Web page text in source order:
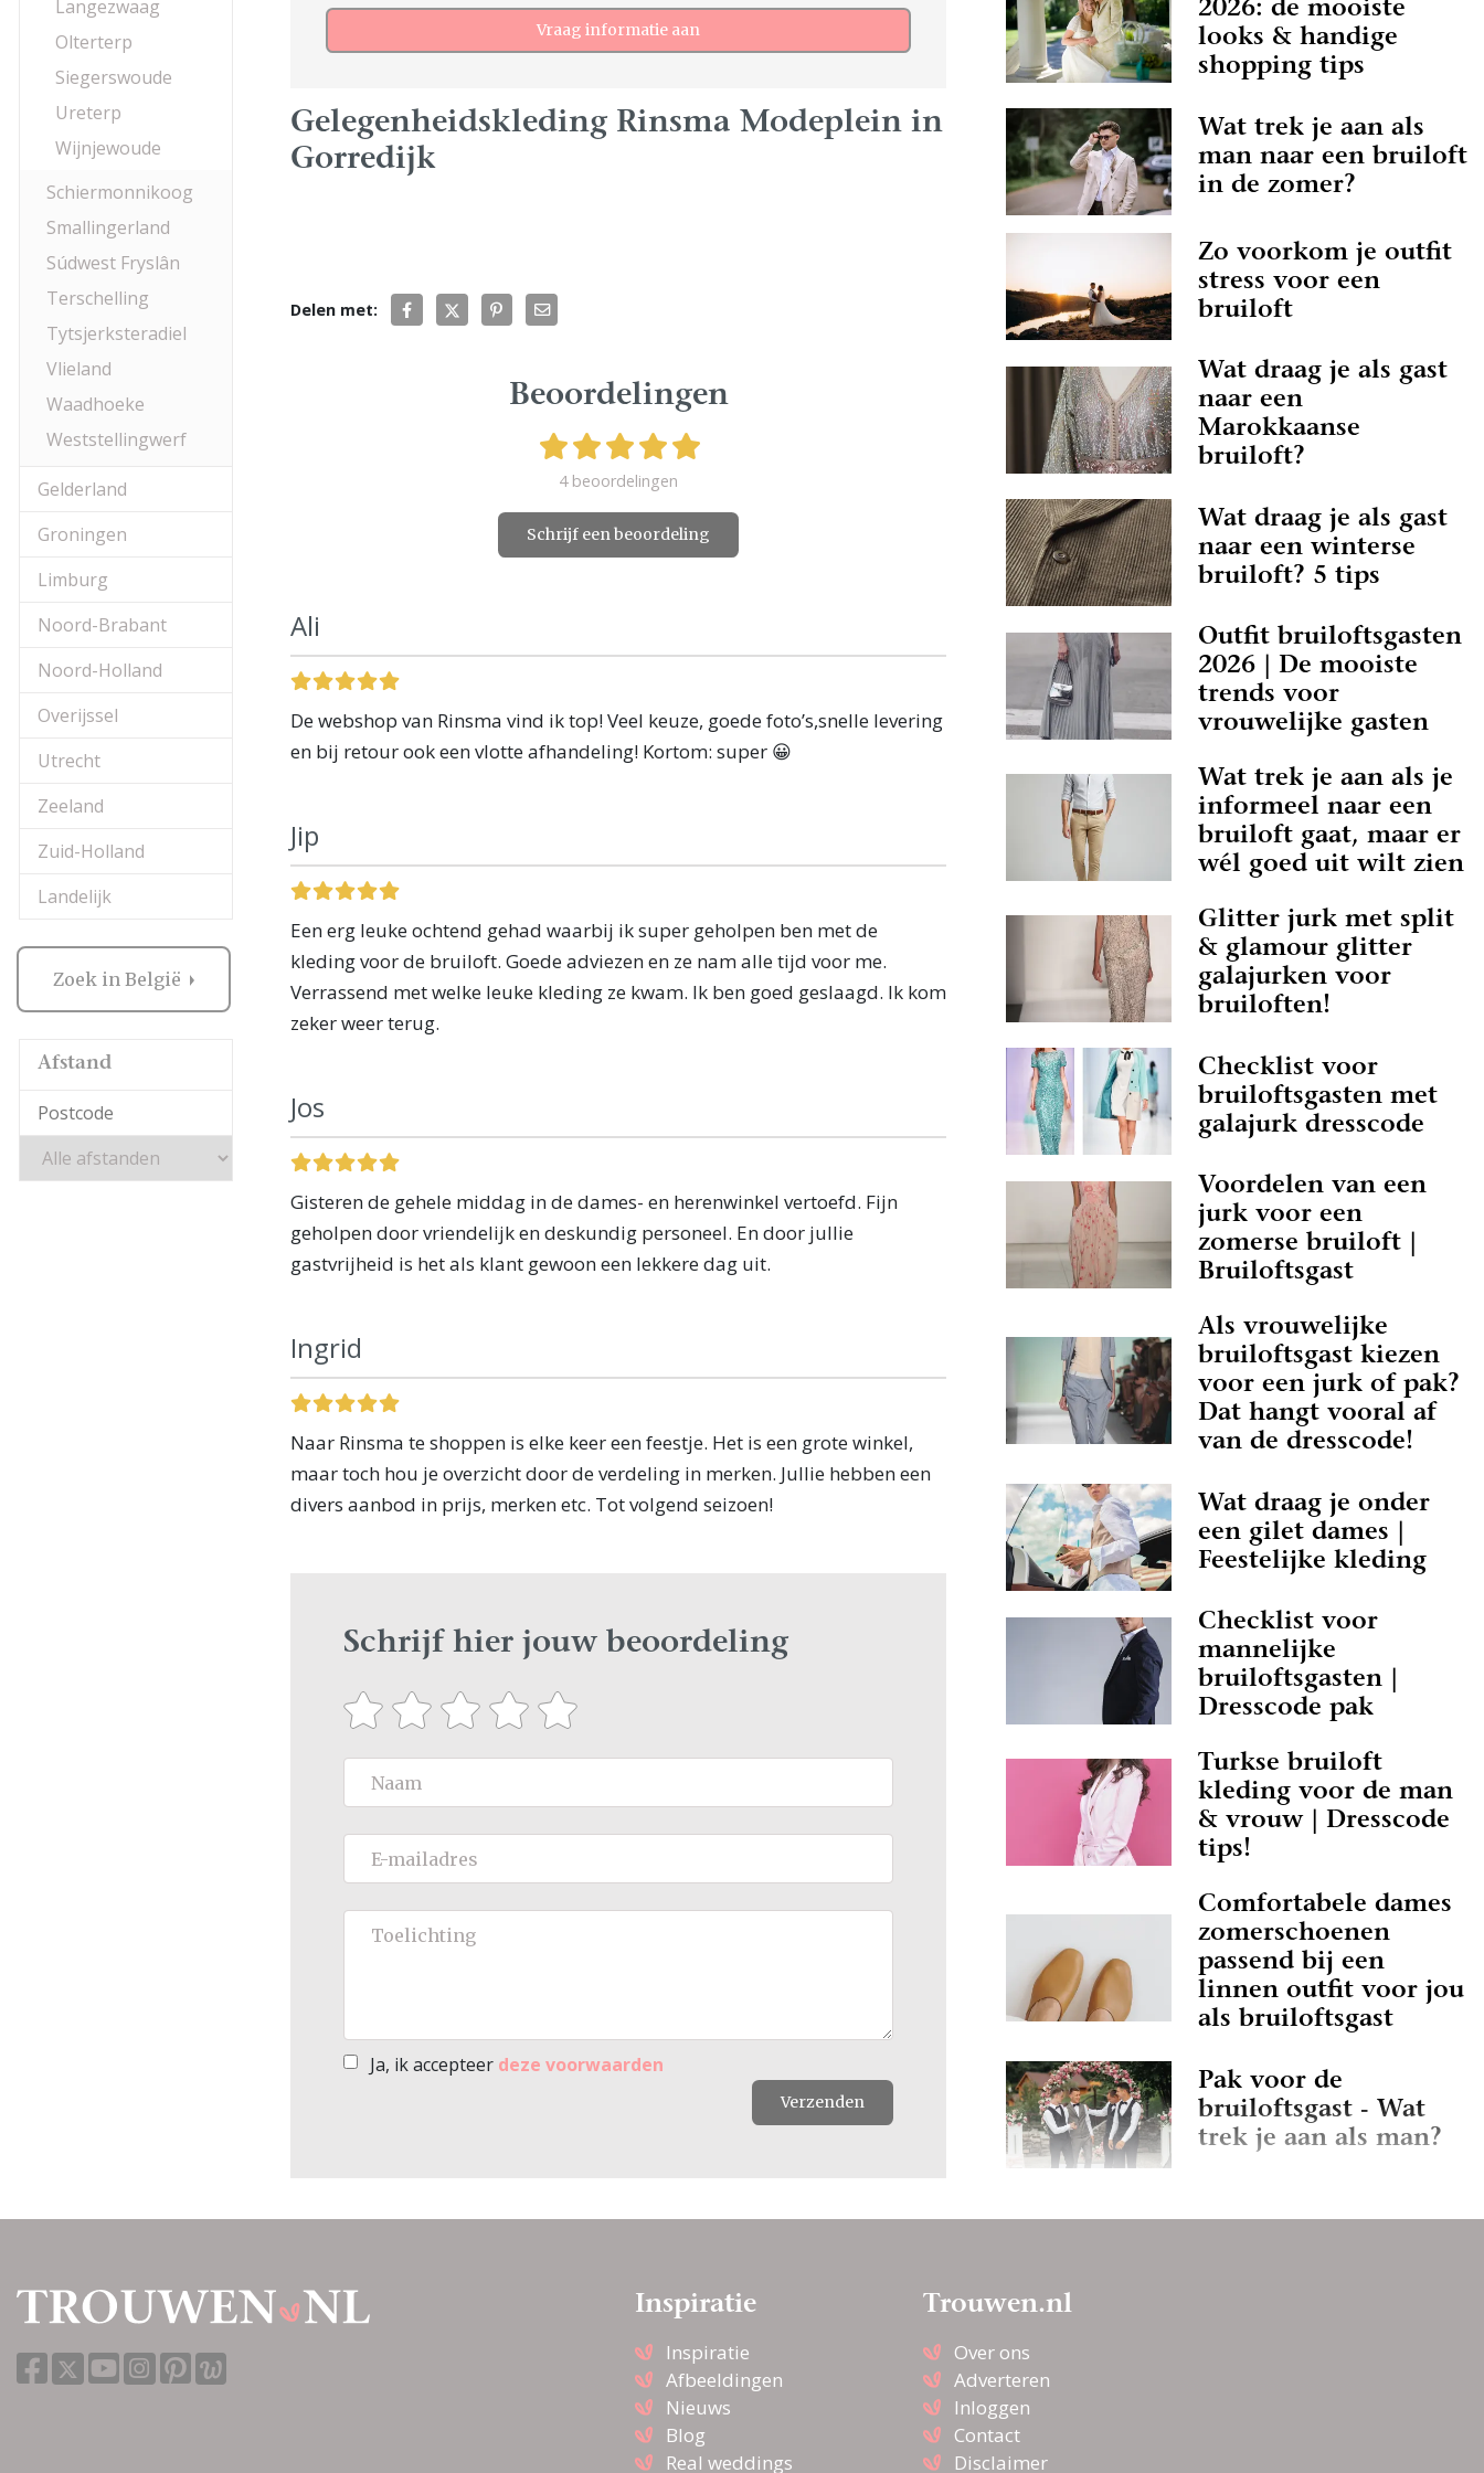
Langezwaag
Olterterp
Siegerswoude
Ureterp
Wijnjewoude
Schiermonnikoog
Smallingerland
Súdwest Fryslân
Terschelling
Tytsjerksteradiel
Vlieland
Waadhoeke
Weststellingwerf
Gelderland
Groningen
Limburg
Noord-Brabant
Noord-Holland
Overijssel
Utrecht
Zeeland
Zuid-Holland
Landelijk
Zoek in België
Afstand
Vraag informatie aan
Gelegenheidskleding Rinsma Modeplein in
Gorredijk
Delen met:
Beoordelingen
4 beoordelingen
Schrijf een beoordeling
Ali
De webshop van Rinsma vind ik top! Veel keuze, goede foto’s,snelle levering
en bij retour ook een vlotte afhandeling! Kortom: super 😀
Jip
Een erg leuke ochtend gehad waarbij ik super geholpen ben met de
kleding voor de bruiloft. Goede adviezen en ze nam alle tijd voor me.
Verrassend met welke leuke kleding ze kwam. Ik ben goed geslaagd. Ik kom
zeker weer terug.
Jos
Gisteren de gehele middag in de dames- en herenwinkel vertoefd. Fijn
geholpen door vriendelijk en deskundig personeel. En door jullie
gastvrijheid is het als klant gewoon een lekkere dag uit.
Ingrid
Naar Rinsma te shoppen is elke keer een feestje. Het is een grote winkel,
maar toch hou je overzicht door de verdeling in merken. Jullie hebben een
divers aanbod in prijs, merken etc. Tot volgend seizoen!
Schrijf hier jouw beoordeling
Ja, ik accepteer deze voorwaarden
Verzenden
2026: de mooiste
looks & handige
shopping tips
Wat trek je aan als
man naar een bruiloft
in de zomer?
Zo voorkom je outfit
stress voor een
bruiloft
Wat draag je als gast
naar een
Marokkaanse
bruiloft?
Wat draag je als gast
naar een winterse
bruiloft? 5 tips
Outfit bruiloftsgasten
2026 | De mooiste
trends voor
vrouwelijke gasten
Wat trek je aan als je
informeel naar een
bruiloft gaat, maar er
wél goed uit wilt zien
Glitter jurk met split
& glamour glitter
galajurken voor
bruiloften!
Checklist voor
bruiloftsgasten met
galajurk dresscode
Voordelen van een
jurk voor een
zomerse bruiloft |
Bruiloftsgast
Als vrouwelijke
bruiloftsgast kiezen
voor een jurk of pak?
Dat hangt vooral af
van de dresscode!
Wat draag je onder
een gilet dames |
Feestelijke kleding
Checklist voor
mannelijke
bruiloftsgasten |
Dresscode pak
Turkse bruiloft
kleding voor de man
& vrouw | Dresscode
tips!
Comfortabele dames
zomerschoenen
passend bij een
linnen outfit voor jou
als bruiloftsgast
Pak voor de
bruiloftsgast - Wat
trek je aan als man?
Inspiratie
Inspiratie
Afbeeldingen
Nieuws
Blog
Real weddings
Trouwen.nl
Over ons
Adverteren
Inloggen
Contact
Disclaimer